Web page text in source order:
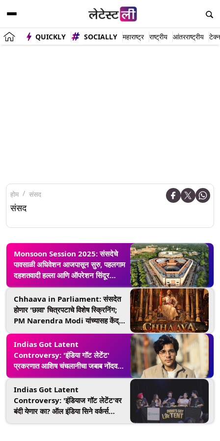
QUICKLY SOCIALLY महाराष्ट्र राष्ट्रीय आंतरराष्ट्रीय
होम संसद
संसद
Monsoon Session 2025: संसदेचे
पावसाळी अधिवेशन आजपासून सुरु, पहलगाम
दहशतवादी हल्ला आणि ऑपरेशन सिंदूर
मुद्द्यांवरु केद्राची कसोटी
Chhaava in Parliament: संसदेत
होणार 'छावा' चित्रपटाचे विशेष स्क्रिनिंग;
PM Narendra Modi यांच्यासह केंद्रीय
मंत्री आणि खासदार राहणार उपस्थित
Indias Got Latent
Controversy: 'इंडिया गॉट लेटेंट'
प्रकरणात आशिष चंचलानीचा जबाब नोंदवला,
पोलीस सर्व आरोपींचे जबाब नोंदवणार
Indias Got Latent
Controversy: 'इंडियाज गॉट लेटेंट'वर
बंदी येणार का? ऑल इंडिया सिने वर्कर्स